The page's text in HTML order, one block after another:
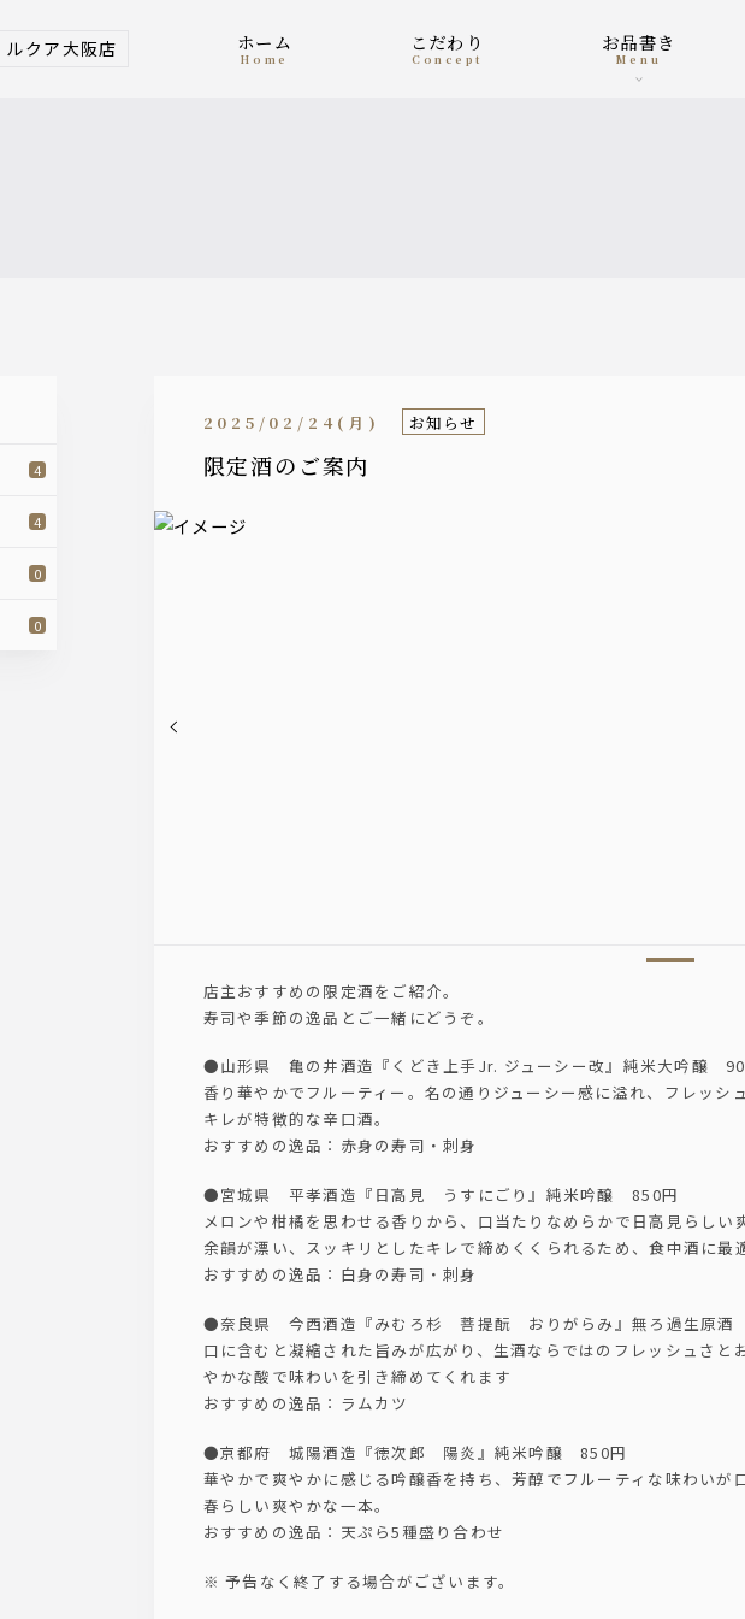
ルクア大阪店 ホーム
home
こだわり
concept
お品書き
menu
限定酒のご案内
2025/02/24(月) お知らせ
店主おすすめの限定酒をご紹介。
寿司や季節の逸品とご一緒にどうぞ。
●山形県 亀の井酒造『くどき上手Jr. ジューシー改』純米大吟醸
香り華やかでフルーティー。名の通りジューシー感に溢れ、フレッ
キレが特徴的な辛口酒。
おすすめの逸品：赤身の寿司・刺身
●宮城県 平孝酒造『日高見 うすにごり』純米吟醸 850円
メロンや柑橘を思わせる香りから、口当たりなめらかで日高見らし
余韻が漂い、スッキリとしたキレで締めくくられるため、食中酒に最
おすすめの逸品：白身の寿司・刺身
●奈良県 今西酒造『みむろ杉 菩提酛 おりがらみ』無ろ過生原
口に含むと凝縮された旨みが広がり、生酒ならではのフレッシュさ
やかな酸で味わいを引き締めてくれます
おすすめの逸品：ラムカツ
●京都府 城陽酒造『徳次郎 陽炎』純米吟醸 850円
華やかで爽やかに感じる吟醸香を持ち、芳醇でフルーティな味わい
春らしい爽やかな一本。
おすすめの逸品：天ぷら5種盛り合わせ
※ 予告なく終了する場合がございます。
4
4
0
0